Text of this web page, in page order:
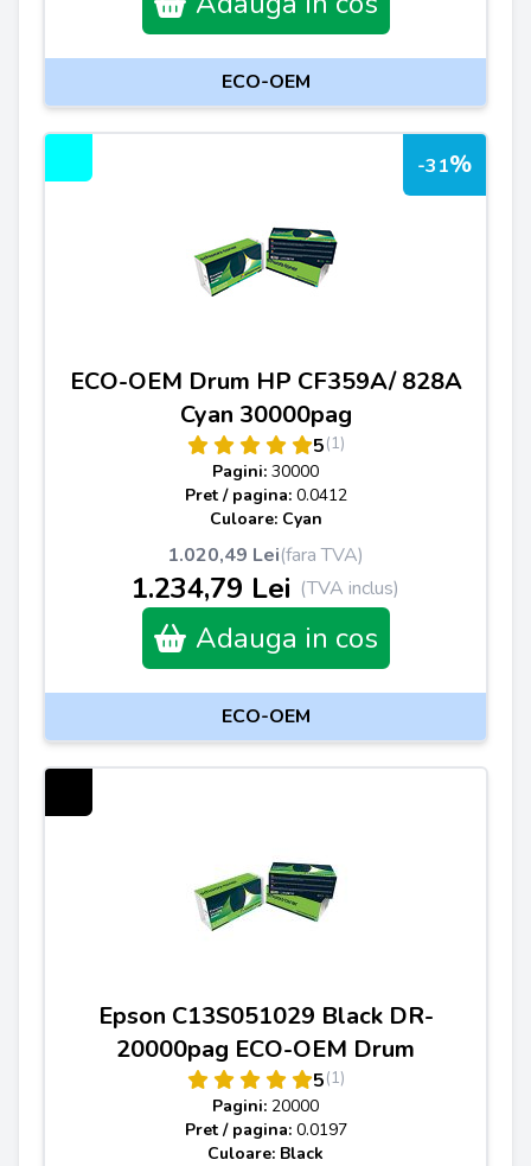
ECO-OEM
-31%
ECO-OEM Drum HP CF359A/ 828A
Cyan 30000pag
5(1)
Pagini: 30000
Pret / pagina: 0.0412
Culoare: Cyan
1.020,49 Lei(fara TVA)
1.234,79 Lei (TVA inclus)
Adauga in cos
ECO-OEM
Epson C13S051029 Black DR-
20000pag ECO-OEM Drum
5(1)
Pagini: 20000
Pret / pagina: 0.0197
Culoare: Black